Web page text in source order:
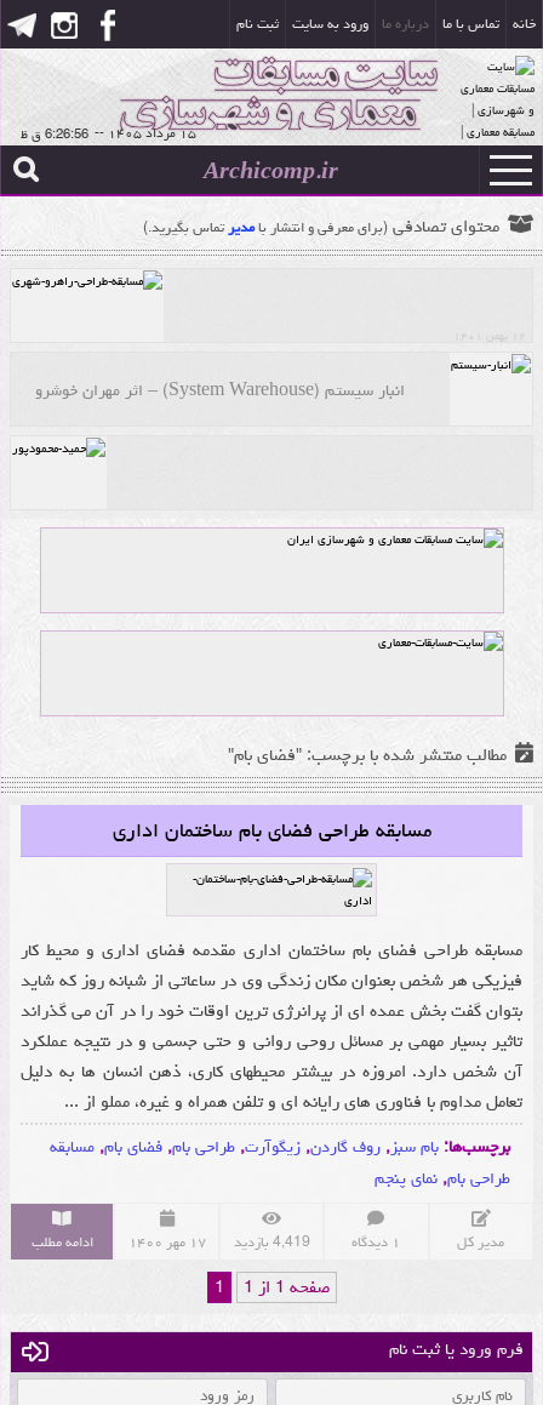
خانه تماس با ما درباره ما ورود به سایت ثبت نام
۱۵ مرداد ۱۴۰۵ --
Archicomp.ir
محتوای تصادفی(برای معرفی و انتشار بامدیرتماس بگیرید.)
مسابقه طراحی راهرو شهری
۱۲ بهمن ۱۴۰۱
انبار سیستم (System Warehouse) – اثر مهران خوشرو
حمید محمودپور
مطالب منتشر شده با برچسب: "فضای بام"
مسابقه طراحی فضای بام ساختمان اداری
مسابقه طراحی فضای بام ساختمان اداری مقدمه فضای اداری و محیط کار
فیزیکی هر شخص بعنوان مکان زندگی وی در ساعاتی از شبانه روز که شاید
بتوان گفت بخش عمده ای از پرانرژی ترین اوقات خود را در آن می گذراند
تاثیر بسیار مهمی بر مسائل روحی روانی و حتی جسمی و در نتیجه عملکرد
آن شخص دارد. امروزه در بیشتر محیطهای کاری، ذهن انسان ها به دلیل
تعامل مداوم با فناوری های رایانه ای و تلفن همراه و غیره، مملو از ...
برچسب‌ها:بام سبز,روف گاردن,زیگوآرت,طراحی بام,فضای بام,مسابقه
طراحی بام,نمای پنجم
مدیر کل ۱ دیدگاه 4,419 بازدید ۱۷ مهر ۱۴۰۰ ادامه مطلب
صفحه 1 از 1
1
فرم ورود یا ثبت نام